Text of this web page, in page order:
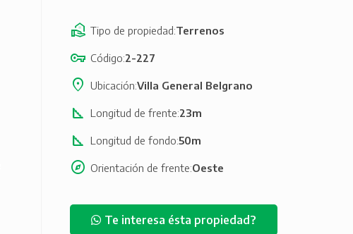
Tipo de propiedad Terrenos
Código 2-227
Ubicación Villa General Belgrano
Longitud de frente 23m
Longitud de fondo 50m
Orientación de frente Oeste
Te interesa ésta propiedad?